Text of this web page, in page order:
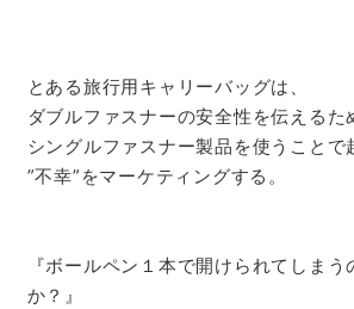
とある旅行用キャリーバッグは、
ダブルファスナーの安全性を伝えるた
シングルファスナー製品を使うことで
”不幸”をマーケティングする。
『ボールペン１本で開けられてしま
か？』